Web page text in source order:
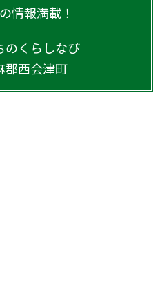
情報満載！
のくらしなび
郡西会津町